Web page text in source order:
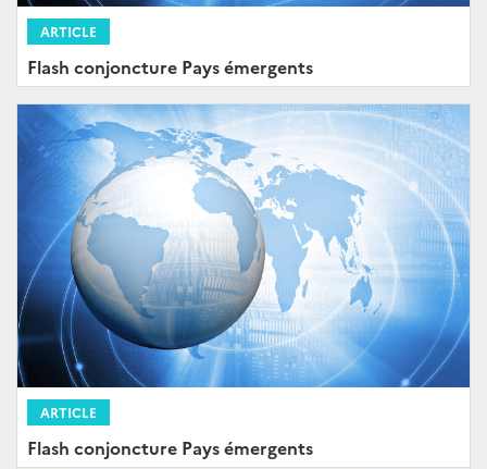
ARTICLE
Flash conjoncture Pays émergents
ARTICLE
Flash conjoncture Pays émergents